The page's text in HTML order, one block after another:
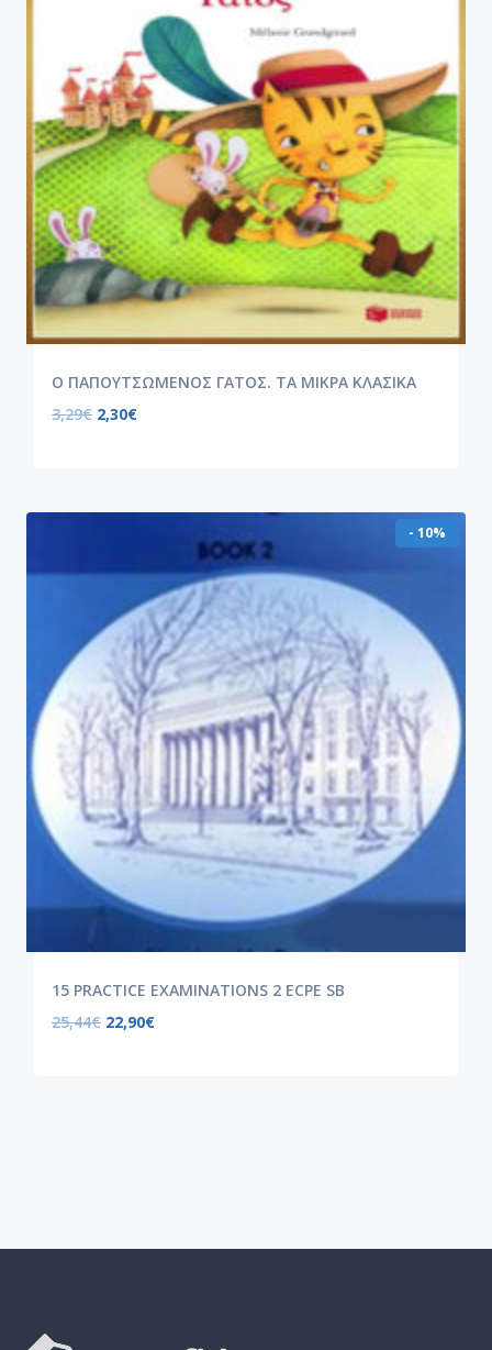
Ο ΠΑΠΟΥΤΣΩΜΕΝΟΣ ΓΑΤΟΣ. ΤΑ ΜΙΚΡΑ ΚΛΑΣΙΚΑ
3,29€ 2,30€
- 10%
15 PRACTICE EXAMINATIONS 2 ECPE SB
25,44€ 22,90€